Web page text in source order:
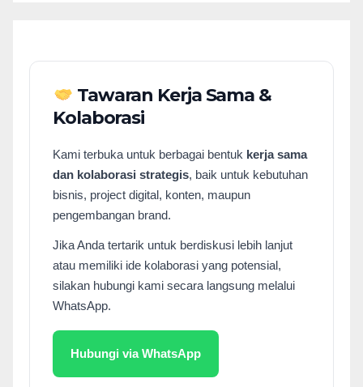
Tawaran Kerja Sama &
Kolaborasi
Kami terbuka untuk berbagai bentuk kerja sama
dan kolaborasi strategis, baik untuk kebutuhan
bisnis, project digital, konten, maupun
pengembangan brand.
Jika Anda tertarik untuk berdiskusi lebih lanjut
atau memiliki ide kolaborasi yang potensial,
silakan hubungi kami secara langsung melalui
WhatsApp.
Hubungi via WhatsApp